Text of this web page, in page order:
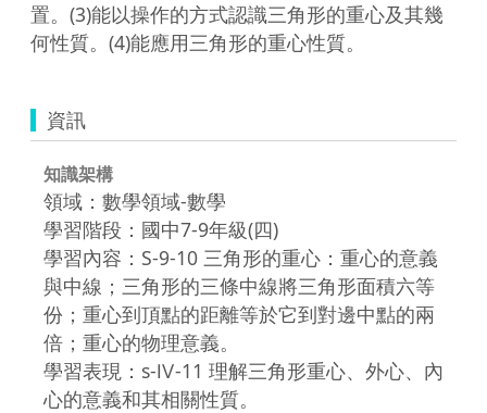
置。(3)能以操作的方式認識三角形的重心及其幾
何性質。(4)能應用三角形的重心性質。
資訊
知識架構
領域：數學領域-數學
學習階段：國中7-9年級(四)
學習內容：S-9-10 三角形的重心：重心的意義
與中線；三角形的三條中線將三角形面積六等
份；重心到頂點的距離等於它到對邊中點的兩
倍；重心的物理意義。
學習表現：s-Ⅳ-11 理解三角形重心、外心、內
心的意義和其相關性質。